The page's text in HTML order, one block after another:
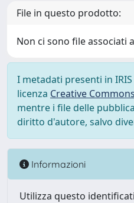
File in questo prodotto:
Non ci sono file associati
I metadati presenti in
licenza Creative
mentre i file delle
diritto d'autore, salvo
Informazioni
Utilizza questo